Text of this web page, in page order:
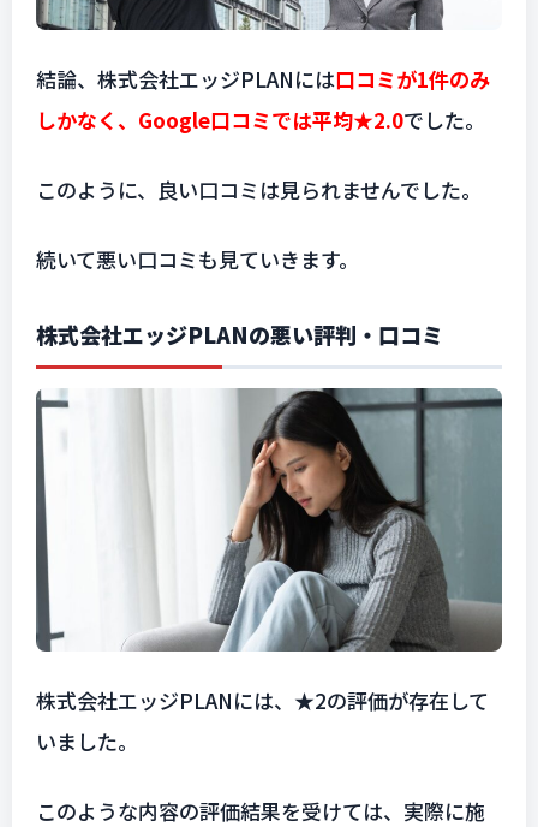
結論、株式会社エッジPLANには口コミが1件のみ
しかなく、Google口コミでは平均★2.0でした。
このように、良い口コミは見られませんでした。
続いて悪い口コミも見ていきます。
株式会社エッジPLANの悪い評判・口コミ
株式会社エッジPLANには、★2の評価が存在して
いました。
このような内容の評価結果を受けては、実際に施